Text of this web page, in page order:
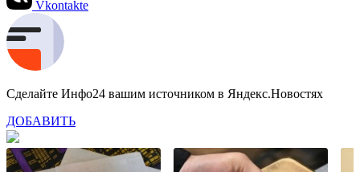
Vkontakte
Сделайте Инфо24 вашим источником в Яндекс.Новостях
ДОБАВИТЬ